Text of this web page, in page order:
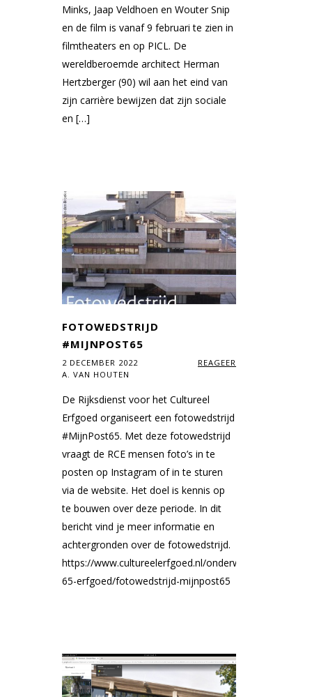
Minks, Jaap Veldhoen en Wouter Snip
en de film is vanaf 9 februari te zien in
filmtheaters en op PICL. De
wereldberoemde architect Herman
Hertzberger (90) wil aan het eind van
zijn carrière bewijzen dat zijn sociale
en […]
FOTOWEDSTRIJD
#MIJNPOST65
2 DECEMBER 2022
REAGEER
A. VAN HOUTEN
De Rijksdienst voor het Cultureel
Erfgoed organiseert een fotowedstrijd
#MijnPost65. Met deze fotowedstrijd
vraagt de RCE mensen foto’s in te
posten op Instagram of in te sturen
via de website. Het doel is kennis op
te bouwen over deze periode. In dit
bericht vind je meer informatie en
achtergronden over de fotowedstrijd.
https://www.cultureelerfgoed.nl/onderwerpen/post-
65-erfgoed/fotowedstrijd-mijnpost65